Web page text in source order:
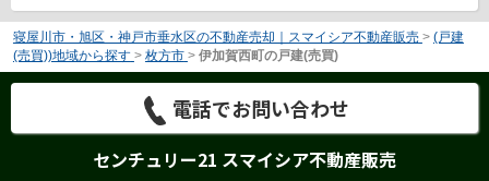
寝屋川市・旭区・神戸市垂水区の不動産売却｜スマイシア不動産販売 > (戸建
(売買))地域から探す > 枚方市 > 伊加賀西町の戸建(売買)
電話でお問い合わせ
センチュリー21 スマイシア不動産販売